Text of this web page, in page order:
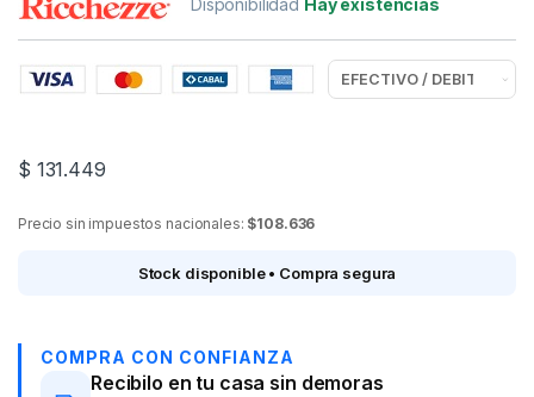
Disponibilidad Hay existencias
$ 131.449
Precio sin impuestos nacionales: $108.636
Stock disponible • Compra segura
COMPRA CON CONFIANZA
Recibilo en tu casa sin demoras